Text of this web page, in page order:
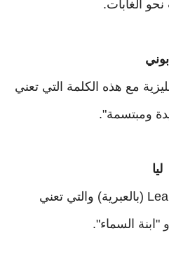
نحو الغابات.
بوني
مع هذه الكلمة التي تعني
ومبتسمة".
ليا
الصيغة الإنجليزية لـ Leah (بالعبرية) والتي تعني
السماء".